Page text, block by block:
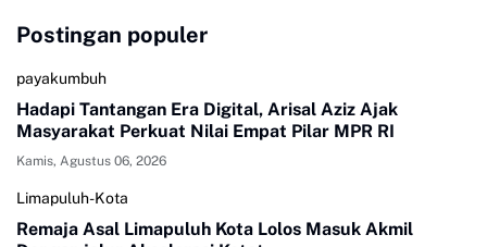
Postingan populer
payakumbuh
Hadapi Tantangan Era Digital, Arisal Aziz Ajak
Masyarakat Perkuat Nilai Empat Pilar MPR RI
Kamis, Agustus 06, 2026
Limapuluh-Kota
Remaja Asal Limapuluh Kota Lolos Masuk Akmil